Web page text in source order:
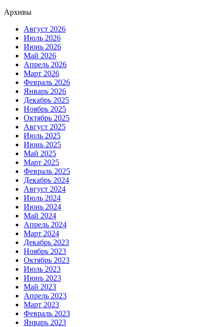
Архивы
Август 2026
Июль 2026
Июнь 2026
Май 2026
Апрель 2026
Март 2026
Февраль 2026
Январь 2026
Декабрь 2025
Ноябрь 2025
Октябрь 2025
Август 2025
Июль 2025
Июнь 2025
Май 2025
Март 2025
Февраль 2025
Декабрь 2024
Август 2024
Июль 2024
Июнь 2024
Май 2024
Апрель 2024
Март 2024
Декабрь 2023
Ноябрь 2023
Октябрь 2023
Июль 2023
Июнь 2023
Май 2023
Апрель 2023
Март 2023
Февраль 2023
Январь 2023